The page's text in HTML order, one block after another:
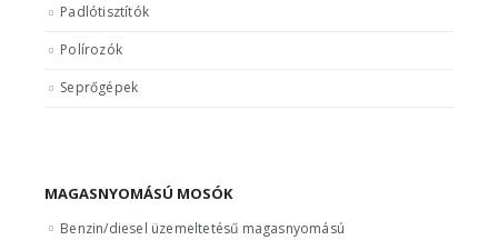
Padlótisztítók
Polírozók
Seprőgépek
MAGASNYOMÁSÚ MOSÓK
Benzin/diesel üzemeltetésű magasnyomású